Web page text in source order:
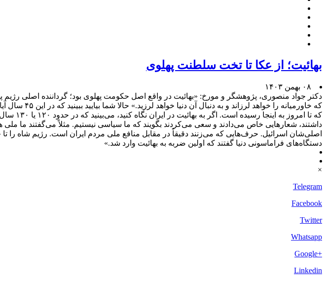
بهائیت؛ از عکا تا تخت سلطنت پهلوی
۰۸ بهمن ۱۴۰۳
دکتر جواد منصوری، پژوهشگر و مورخ: «بهائیت در واقع اصل حکومت پهلوی بود؛ گرداننده اصلی
که
که تا
داشتند، شعارهایی خاص می‌دادند و سعی می‌کردند بگویند که ما سیاسی نیستیم. مثلاً می‌گفتند ما
اصلی‌شان اسرائیل. حرف‌هایی که می‌زنند دقیقاً در مقابل منافع ملی مردم ایران است. رژیم شاه را
دستگاه‌های فراماسونی دنیا گفتند که اولین ضربه به بهائیت وارد شد.»
×
Telegram
Facebook
Twitter
Whatsapp
+Google
Linkedin